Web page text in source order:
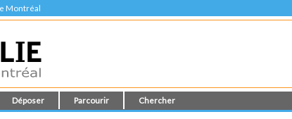
Montréal
Déposer Parcourir Chercher